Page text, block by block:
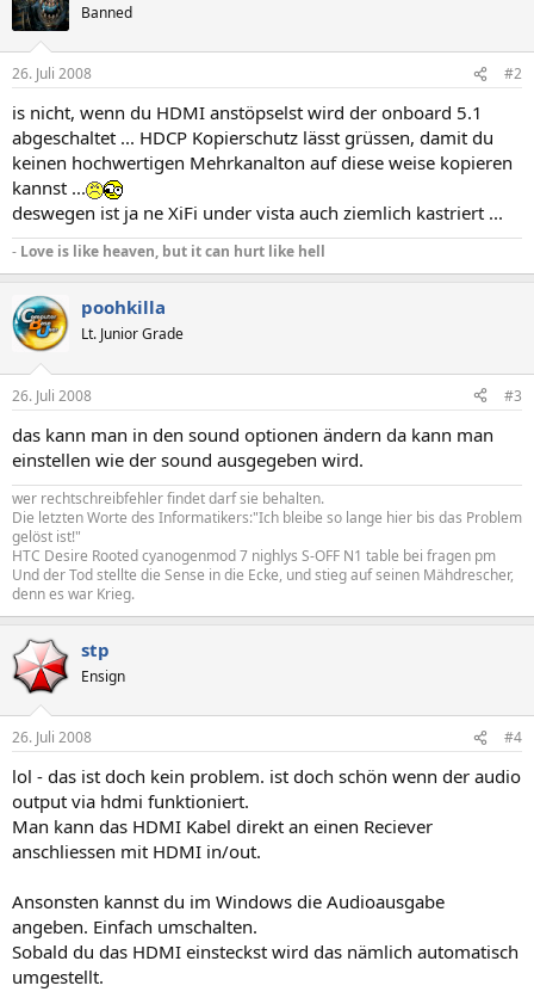
Banned
26. Juli 2008 #2
is nicht, wenn du HDMI anstöpselst wird der onboard 5.1
abgeschaltet ... HDCP Kopierschutz lässt grüssen, damit du
keinen hochwertigen Mehrkanalton auf diese weise kopieren
kannst ...
deswegen ist ja ne XiFi under vista auch ziemlich kastriert ...
- Love is like heaven, but it can hurt like hell
poohkilla
Lt. Junior Grade
26. Juli 2008 #3
das kann man in den sound optionen ändern da kann man
einstellen wie der sound ausgegeben wird.
wer rechtschreibfehler findet darf sie behalten.
Die letzten Worte des Informatikers:"Ich bleibe so lange hier bis das Problem
gelöst ist!"
HTC Desire Rooted cyanogenmod 7 nighlys S-OFF N1 table bei fragen pm
Und der Tod stellte die Sense in die Ecke, und stieg auf seinen Mähdrescher,
denn es war Krieg.
stp
Ensign
26. Juli 2008 #4
lol - das ist doch kein problem. ist doch schön wenn der audio
output via hdmi funktioniert.
Man kann das HDMI Kabel direkt an einen Reciever
anschliessen mit HDMI in/out.
Ansonsten kannst du im Windows die Audioausgabe
angeben. Einfach umschalten.
Sobald du das HDMI einsteckst wird das nämlich automatisch
umgestellt.